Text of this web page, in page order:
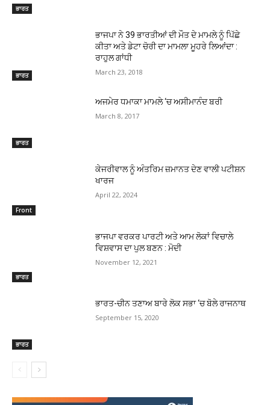
ਭਾਰਤ
ਭਾਰਤ
ਭਾਜਪਾ ਨੇ 39 ਭਾਰਤੀਆਂ ਦੀ ਮੌਤ ਦੇ ਮਾਮਲੇ ਨੂੰ ਪਿੱਛੇ
ਕੀਤਾ ਅਤੇ ਡੇਟਾ ਚੋਰੀ ਦਾ ਮਾਮਲਾ ਮੂਹਰੇ ਲਿਆਂਦਾ :
ਰਾਹੁਲ ਗਾਂਧੀ
March 23, 2018
ਭਾਰਤ
ਅਜਮੇਰ ਧਮਾਕਾ ਮਾਮਲੇ ‘ਚ ਅਸੀਮਾਨੰਦ ਬਰੀ
March 8, 2017
Front
ਕੇਜਰੀਵਾਲ ਨੂੰ ਅੰਤਰਿਮ ਜ਼ਮਾਨਤ ਦੇਣ ਵਾਲੀ ਪਟੀਸ਼ਨ
ਖਾਰਜ
April 22, 2024
ਭਾਰਤ
ਭਾਜਪਾ ਵਰਕਰ ਪਾਰਟੀ ਅਤੇ ਆਮ ਲੋਕਾਂ ਵਿਚਾਲੇ
ਵਿਸ਼ਵਾਸ ਦਾ ਪੁਲ ਬਣਨ : ਮੋਦੀ
November 12, 2021
ਭਾਰਤ
ਭਾਰਤ-ਚੀਨ ਤਣਾਅ ਬਾਰੇ ਲੋਕ ਸਭਾ ‘ਚ ਬੋਲੇ ਰਾਜਨਾਥ
September 15, 2020